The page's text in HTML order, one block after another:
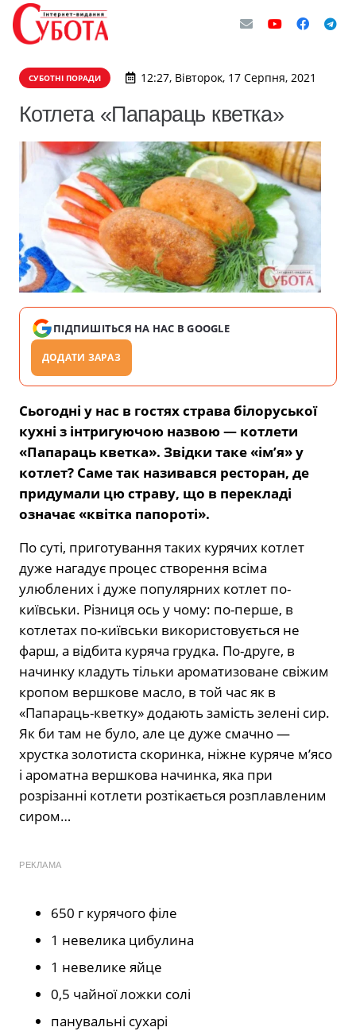
СУБОТНІ ПОРАДИ 12:27, Вівторок, 17 Серпня, 2021
Котлета «Папараць кветка»
ПІДПИШІТЬСЯ НА НАС В GOOGLE
ДОДАТИ ЗАРАЗ
Сьогодні у нас в гостях страва білоруської
кухні з інтригуючою назвою — котлети
«Папараць кветка». Звідки таке «ім’я» у
котлет? Саме так називався ресторан, де
придумали цю страву, що в перекладі
означає «квітка папороті».
По суті, приготування таких курячих котлет
дуже нагадує процес створення всіма
улюблених і дуже популярних котлет по-
київськи. Різниця ось у чому: по-перше, в
котлетах по-київськи використовується не
фарш, а відбита куряча грудка. По-друге, в
начинку кладуть тільки ароматизоване свіжим
кропом вершкове масло, в той час як в
«Папараць-кветку» додають замість зелені сир.
Як би там не було, але це дуже смачно —
хрустка золотиста скоринка, ніжне куряче м’ясо
і ароматна вершкова начинка, яка при
розрізанні котлети розтікається розплавленим
сиром…
РЕКЛАМА
650 г курячого філе
1 невелика цибулина
1 невелике яйце
0,5 чайної ложки солі
панувальні сухарі